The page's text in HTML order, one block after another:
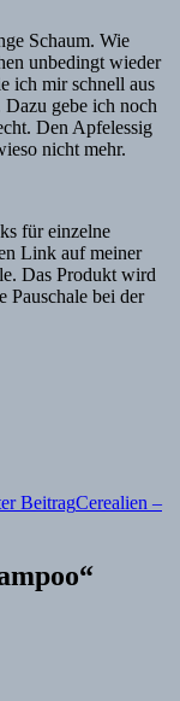
Schaum. Wie
unbedingt wieder
ich mir schnell aus
gebe ich noch
Den Apfelessig
nicht mehr.
für einzelne
Link auf meiner
Das Produkt wird
Pauschale bei der
BeitragCerealien –